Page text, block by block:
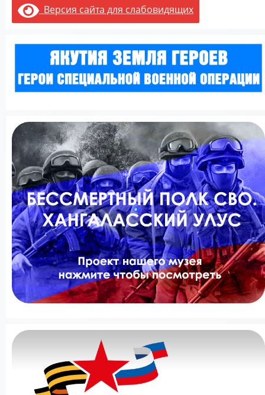
Версия сайта для слабовидящих